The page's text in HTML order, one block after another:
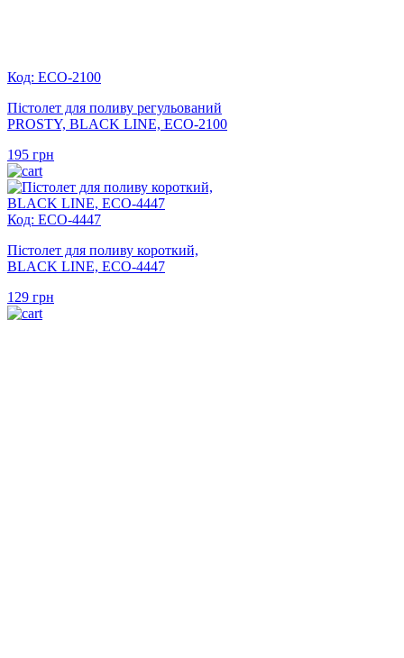
Код: ECO-2100
Пістолет для поливу регульований
PROSTY, BLACK LINE, ECO-2100
195 грн
Код: ECO-4447
Пістолет для поливу короткий,
BLACK LINE, ECO-4447
129 грн